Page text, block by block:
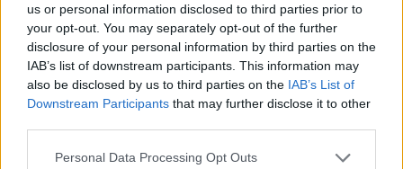
us or personal information disclosed to third parties prior to
your opt-out. You may separately opt-out of the further
disclosure of your personal information by third parties on the
IAB’s list of downstream participants. This information may
also be disclosed by us to third parties on the IAB’s List of
Downstream Participants that may further disclose it to other
Personal Data Processing Opt Outs
Sportas
iškritus Butkevičiui, į
Sportas
prabilo pasaulio